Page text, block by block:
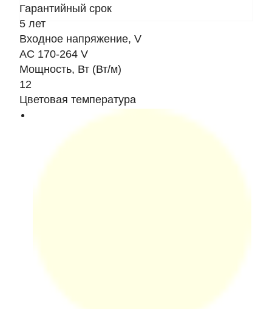
Гарантийный срок
5 лет
Входное напряжение, V
AC 170-264 V
Мощность, Вт (Вт/м)
12
Цветовая температура